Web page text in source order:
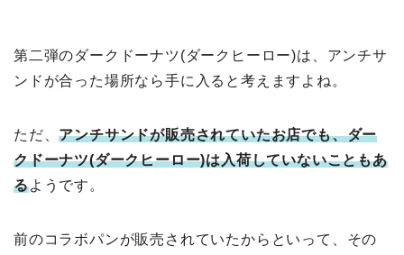
第二弾のダークドーナツ(ダークヒーロー)は、アンチサ
ンドが合った場所なら手に入ると考えますよね。
ただ、アンチサンドが販売されていたお店でも、ダー
クドーナツ(ダークヒーロー)は入荷していないこともあ
るようです。
前のコラボパンが販売されていたからといって、その